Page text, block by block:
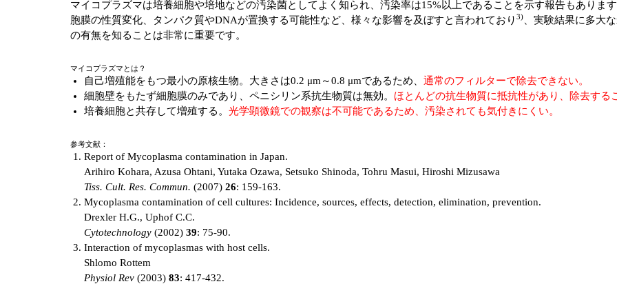
マイコプラズマは培養細胞や培地などの汚染菌としてよく知られ、汚染率は15%以上であることを示す報告もあります
胞膜の性質変化、タンパク質やDNAが置換する可能性など、様々な影響を及ぼすと言われており 3)
、実験結果に多大
の有無を知ることは非常に重要です。
マイコプラズマとは？
自己増殖能をもつ最小の原核生物。大きさは0.2 μm～0.8 μmであるため、 通常のフィルターで除去できない。
細胞壁をもたず細胞膜のみであり、ペニシリン系抗生物質は無効。 ほとんどの抗生物質に抵抗性があり、除去する
培養細胞と共存して増殖する。 光学顕微鏡での観察は不可能であるため、汚染されても気付きにくい。
参考文献：
Report of Mycoplasma contamination in Japan.
Arihiro Kohara, Azusa Ohtani, Yutaka Ozawa, Setsuko Shinoda, Tohru Masui, Hiroshi Mizusawa
Tiss. Cult. Res. Commun. (2007) 26: 159-163.
Mycoplasma contamination of cell cultures: Incidence, sources, effects, detection, elimination, prevention.
Drexler H.G., Uphof C.C.
Cytotechnology (2002) 39: 75-90.
Interaction of mycoplasmas with host cells.
Shlomo Rottem
Physiol Rev (2003) 83: 417-432.